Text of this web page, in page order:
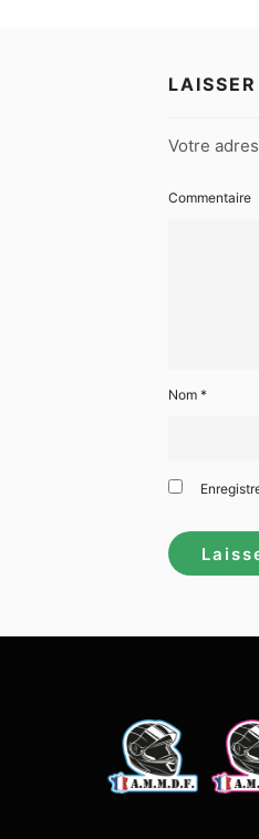
Votre
Commentaire
Nom *